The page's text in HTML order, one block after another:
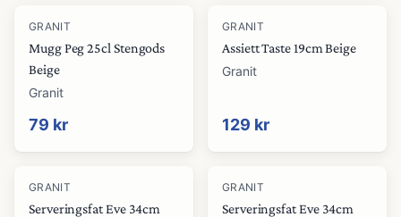
GRANIT
Mugg Peg 25cl Stengods
Beige
Granit
79 kr
GRANIT
Assiett Taste 19cm Beige
Granit
129 kr
GRANIT
Serveringsfat Eve 34cm
GRANIT
Serveringsfat Eve 34cm